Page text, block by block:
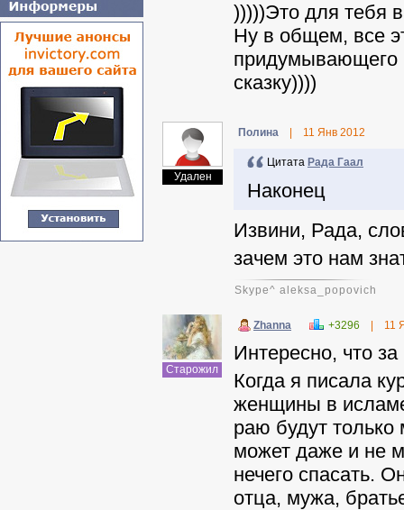
)))))Это для тебя
Ну в общем, все
придумывающего
сказку))))
Удален
Полина 11 Янв 2012
Цитата Рада Гаал
Наконец
Извини, Рада,
зачем это нам
Skype^ aleksa_popovich
Старожил
Zhanna +3296 11
Интересно, что
Когда я писала
женщины в
раю будут
может даже и не
нечего спасать.
отца, мужа,